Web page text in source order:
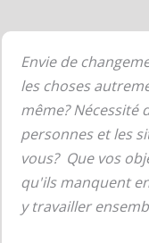
Envie de
les choses
même? Nécessité
personnes et les
vous? Que vos
qu'ils manquent
y travailler